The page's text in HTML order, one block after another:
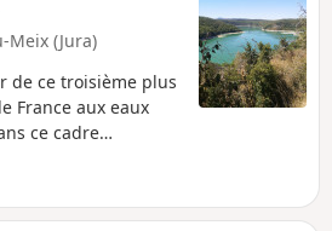
Meix (Jura)
de ce troisième plus
France aux eaux
ce cadre
vues sur le lac.